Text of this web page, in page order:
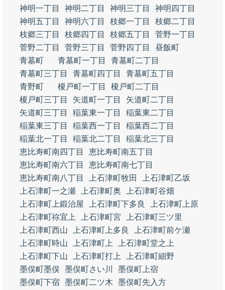
神明一丁目
神明二丁目 神明三丁目
神明四丁目
神明五丁目
神明六丁目 枝郷一丁目
枝郷二丁目
枝郷三丁目
枝郷四丁目 枝郷五丁目
菅野一丁目
菅野二丁目
菅野三丁目 菅野四丁目
昼飯町
青墓町
青墓町一丁目
青墓町二丁目
青墓町三丁目
青墓町四丁目
青墓町五丁目
青野町
榎戸町一丁目
榎戸町二丁目
榎戸町三丁目
矢道町一丁目
矢道町二丁目
矢道町三丁目
稲葉東一丁目
稲葉東二丁目
稲葉東三丁目
稲葉西一丁目
稲葉西二丁目
稲葉北一丁目
稲葉北二丁目
稲葉北三丁目
恵比寿町南四丁目
恵比寿町南五丁目
恵比寿町南六丁目
恵比寿町南七丁目
恵比寿町南八丁目
上石津町牧田
上石津町乙坂
上石津町一之瀬
上石津町奥
上石津町谷畑
上石津町上鍛治屋
上石津町下多良
上石津町上原
上石津町祢宜上
上石津町宮
上石津町三ツ里
上石津町西山
上石津町上多良
上石津町前ケ瀬
上石津町時山
上石津町上
上石津町堂之上
上石津町下山
上石津町打上
上石津町細野
墨俣町墨俣 墨俣町さい川
墨俣町上宿
墨俣町下宿
墨俣町二ツ木 墨俣町先入方